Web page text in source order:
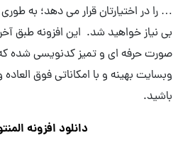
… را در اختیارتان قرار می دهد؛ به
بی نیاز خواهید شد. این افزونه طبق
صورت حرفه ای و تمیز کدنویسی شده
وبسایت بهینه و با امکاناتی فوق
باشید.
دانلود افزونه